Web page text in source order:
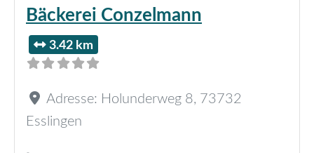
Bäckerei Conzelmann
3.42 km
Adresse: Holunderweg 8, 73732
Esslingen